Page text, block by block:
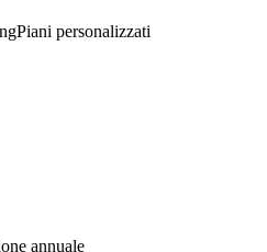
Piani personalizzati
annuale